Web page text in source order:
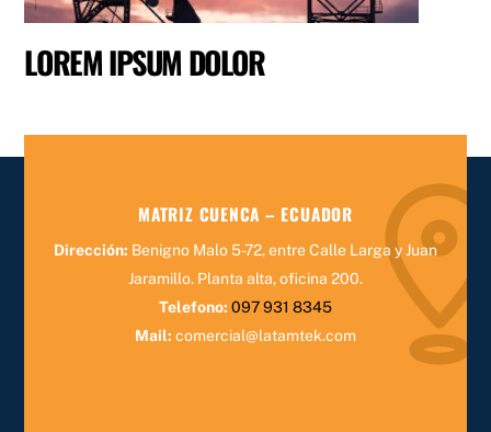
LOREM IPSUM DOLOR
MATRIZ CUENCA – ECUADOR
Dirección: Benigno Malo 5-72, entre Calle Larga y Juan
Jaramillo. Planta alta, oficina 200.
Telefono: 097 931 8345
Mail: comercial@latamtek.com